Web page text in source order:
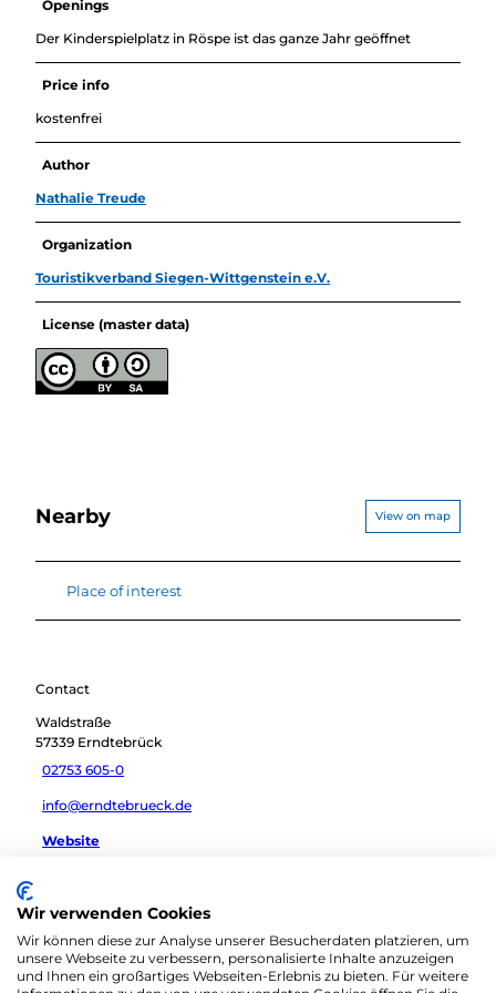
Openings
Der Kinderspielplatz in Röspe ist das ganze Jahr geöffnet
Price info
kostenfrei
Author
Nathalie Treude
Organization
Touristikverband Siegen-Wittgenstein e.V.
License (master data)
Nearby View on map
Place of interest
Contact
Waldstraße
57339 Erndtebrück
02753 605-0
info@erndtebrueck.de
Website
Travel by public transport
Sketch route
Wir verwenden Cookies
Wir können diese zur Analyse unserer Besucherdaten platzieren, um
unsere Webseite zu verbessern, personalisierte Inhalte anzuzeigen
und Ihnen ein großartiges Webseiten-Erlebnis zu bieten. Für weitere